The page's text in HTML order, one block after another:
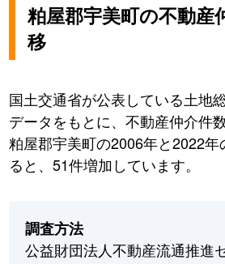
粕屋郡宇美町の不動産
移
国土交通省が公表している土地
データをもとに、不動産仲介件
粕屋郡宇美町の2006年と2022
ると、51件増加しています。
調査方法
公益財団法人不動産流通推進